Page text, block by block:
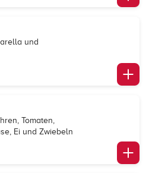
und
Tomaten,
Ei und Zwiebeln